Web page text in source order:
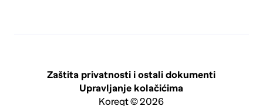
Zaštita privatnosti i ostali dokumenti
Upravljanje kolačićima
Koreqt © 2026